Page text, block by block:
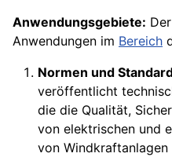
Anwendungsgebiete:
Anwendungen im Bereich
Normen und
veröffentlicht
die die Qualität,
von elektrischen und
von Windkraftanlagen